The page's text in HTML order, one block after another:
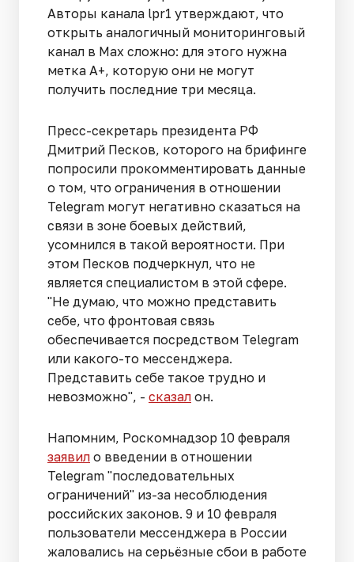
Авторы канала lpr1 утверждают, что
открыть аналогичный мониторинговый
канал в Max сложно: для этого нужна
метка А+, которую они не могут
получить последние три месяца.
Пресс-секретарь президента РФ
Дмитрий Песков, которого на брифинге
попросили прокомментировать данные
о том, что ограничения в отношении
Telegram могут негативно сказаться на
связи в зоне боевых действий,
усомнился в такой вероятности. При
этом Песков подчеркнул, что не
является специалистом в этой сфере.
"Не думаю, что можно представить
себе, что фронтовая связь
обеспечивается посредством Telegram
или какого-то мессенджера.
Представить себе такое трудно и
невозможно", - сказал он.
Напомним, Роскомнадзор 10 февраля
заявил о введении в отношении
Telegram "последовательных
ограничений" из-за несоблюдения
российских законов. 9 и 10 февраля
пользователи мессенджера в России
жаловались на серьёзные сбои в работе